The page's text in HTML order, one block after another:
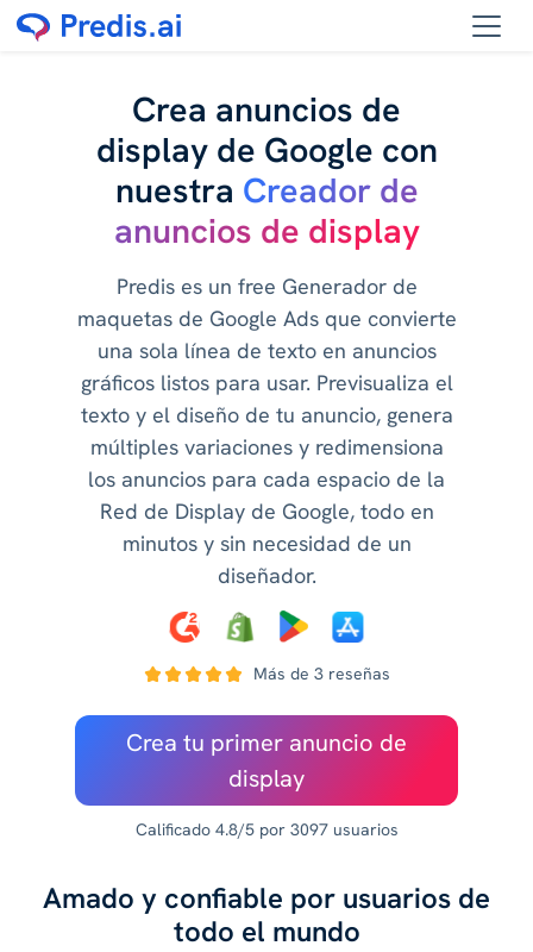
Crea anuncios de
display de Google con
nuestra Creador de
anuncios de display
Predis es un free Generador de
maquetas de Google Ads que convierte
una sola línea de texto en anuncios
gráficos listos para usar. Previsualiza el
texto y el diseño de tu anuncio, genera
múltiples variaciones y redimensiona
los anuncios para cada espacio de la
Red de Display de Google, todo en
minutos y sin necesidad de un
diseñador.
Más de 3 reseñas
Crea tu primer anuncio de
display
Calificado 4.8/5 por 3097 usuarios
Amado y confiable por usuarios de
todo el mundo